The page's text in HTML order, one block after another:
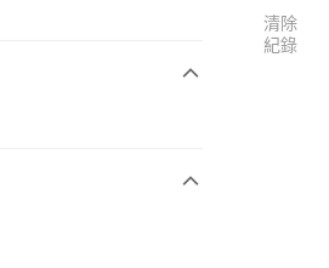
清除
紀錄